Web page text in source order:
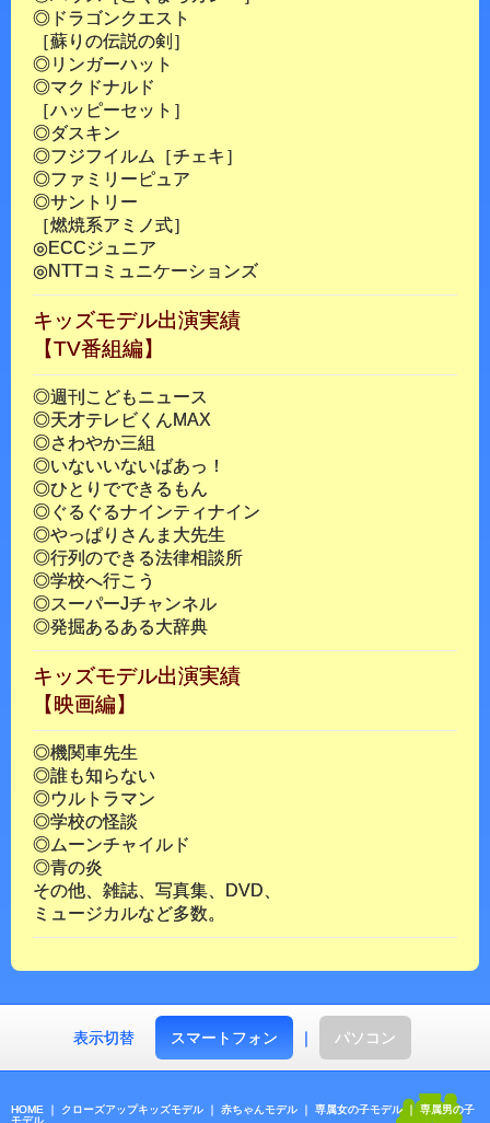
◎ドラゴンクエスト
［蘇りの伝説の剣］
◎リンガーハット
◎マクドナルド
［ハッピーセット］
◎ダスキン
◎フジフイルム［チェキ］
◎ファミリーピュア
◎サントリー
［燃焼系アミノ式］
◎ECCジュニア
◎NTTコミュニケーションズ
キッズモデル出演実績
【TV番組編】
◎週刊こどもニュース
◎天才テレビくんMAX
◎さわやか三組
◎いないいないばあっ！
◎ひとりでできるもん
◎ぐるぐるナインティナイン
◎やっぱりさんま大先生
◎行列のできる法律相談所
◎学校へ行こう
◎スーパーJチャンネル
◎発掘あるある大辞典
キッズモデル出演実績
【映画編】
◎機関車先生
◎誰も知らない
◎ウルトラマン
◎学校の怪談
◎ムーンチャイルド
◎青の炎
その他、雑誌、写真集、DVD、
ミュージカルなど多数。
表示切替 スマートフォン ｜ パソコン
HOME ｜ クローズアップキッズモデル ｜ 赤ちゃんモデル ｜ 専属女の子モデル｜ 専属男の子
モデル